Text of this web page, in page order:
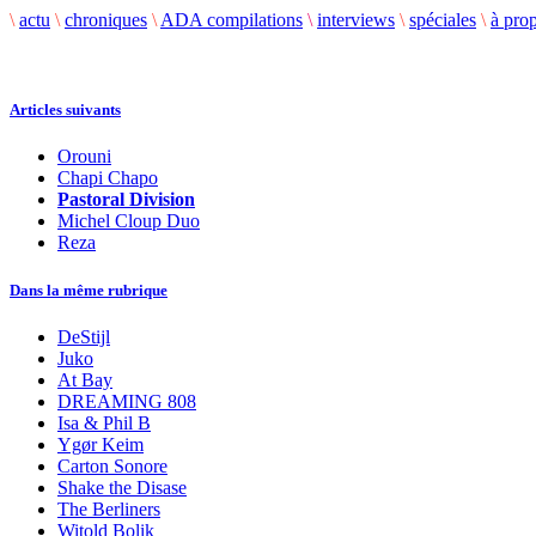
\ actu \ chroniques \ ADA compilations \ interviews \ spéciales \ à
Articles suivants
Orouni
Chapi Chapo
Pastoral Division
Michel Cloup Duo
Reza
Dans la même rubrique
DeStijl
Juko
At Bay
DREAMING 808
Isa & Phil B
Ygør Keim
Carton Sonore
Shake the Disase
The Berliners
Witold Bolik